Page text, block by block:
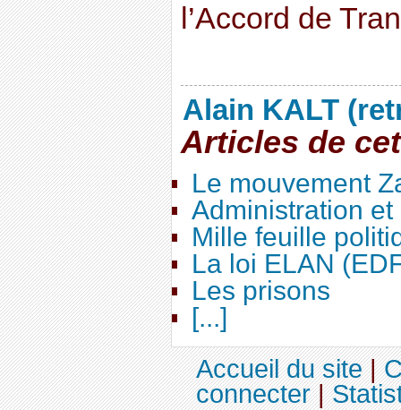
l’Accord de
Alain KALT
Articles de
Le mouvement
Administration
Mille feuille
La loi ELAN
Les prisons
[...]
Accueil du site|
connecter|